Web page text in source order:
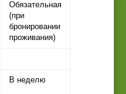
Обязательная
(при
бронировании
проживания)
В неделю